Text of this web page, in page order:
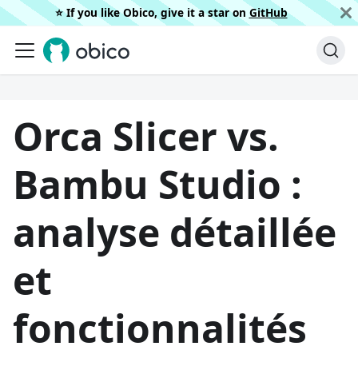
⭐️ If you like Obico, give it a star on GitHub
Orca Slicer vs.
Bambu Studio :
analyse détaillée
et
fonctionnalités